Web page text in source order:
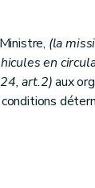
(la
en
art.2)aux